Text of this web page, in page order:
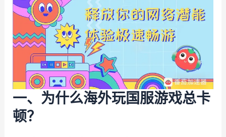
一、为什么海外玩国服游戏总卡
顿？